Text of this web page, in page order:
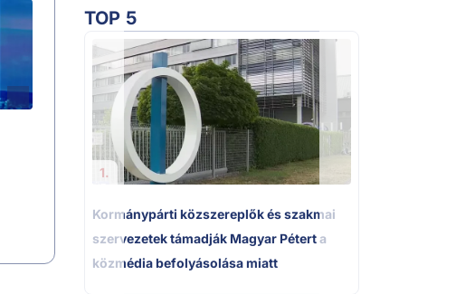
TOP 5
1.
Kormánypárti közszereplők és szakmai
szervezetek támadják Magyar Pétert a
közmédia befolyásolása miatt